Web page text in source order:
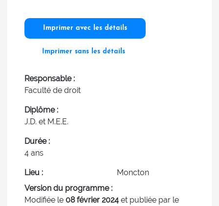
Imprimer avec les détails
Imprimer sans les détails
Responsable :
Faculté de droit
Diplôme :
J.D. et M.E.E.
Durée :
4 ans
Lieu :
Moncton
Version du programme :
Modifiée le 08 février 2024 et publiée par le